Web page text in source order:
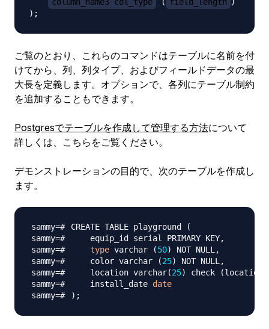
column_name3 col_type
( field_length )
ご覧のとおり、これらのコマンドはテーブルに名前を付
けてから、列、列タイプ、およびフィールドデータの最
大長を定義します。オプションで、各列にテーブル制約
を追加することもできます。
Postgresでテーブルを作成して管理する方法について
詳しくは、こちらをご覧ください。
デモンストレーションの目的で、次のテーブルを作成し
ます。
CREATE TABLE playground
(
type varchar (50)
    color varchar
(25)
    location varchar
(25) check (location
    install_date
date
) ;